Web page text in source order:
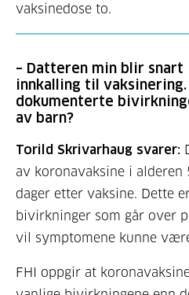
vaksinedose to.
– Datteren min blir snart
innkalling til
dokumenterte
av barn?
Torild Skrivarhaug svarer:
av koronavaksine i
dager etter vaksine. Dette
bivirkninger som går over
vil symptomene kunne
FHI oppgir at